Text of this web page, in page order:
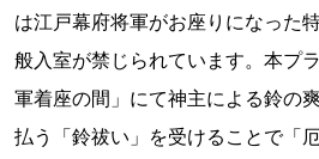
は江戸幕府将軍がお座りになった
般入室が禁じられています。本プ
軍着座の間」にて神主による鈴の
払う「鈴祓い」を受けることで「